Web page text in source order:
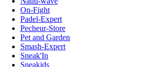
On-Fight
Padel-Expert
Pecheur-Store
Pet and Garden
Smash-Expert
Sneak'In
Sneakids